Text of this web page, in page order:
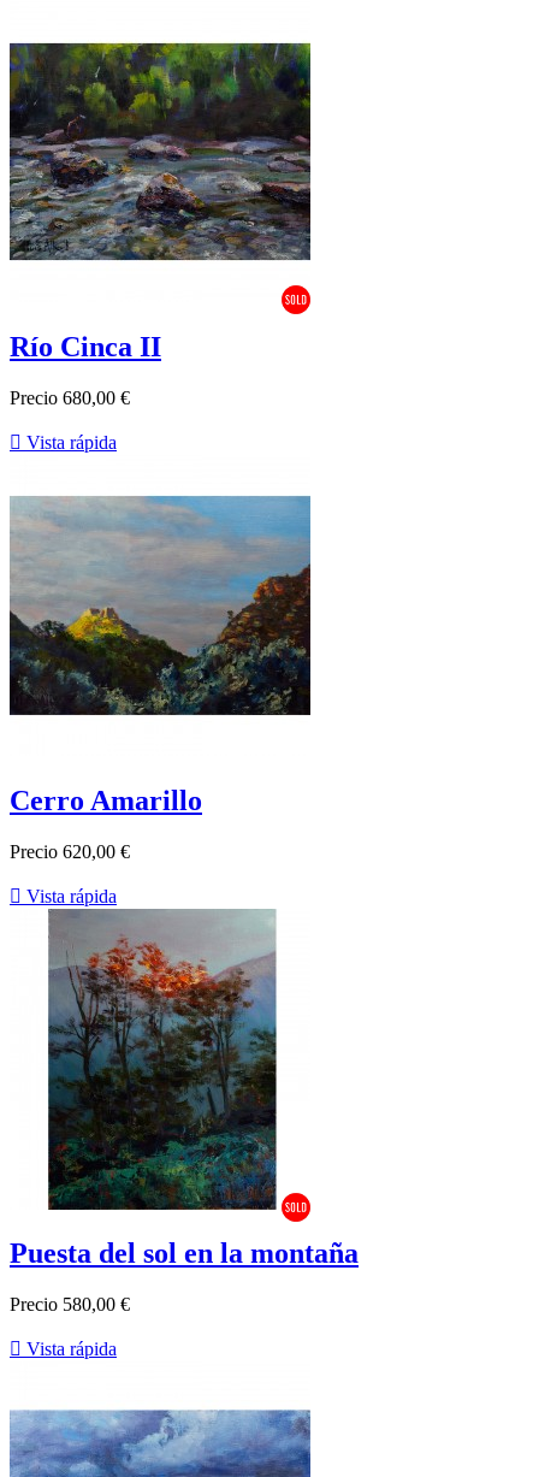
Río Cinca II
Precio 680,00 €
 Vista rápida
Cerro Amarillo
Precio 620,00 €
 Vista rápida
Puesta del sol en la montaña
Precio 580,00 €
 Vista rápida